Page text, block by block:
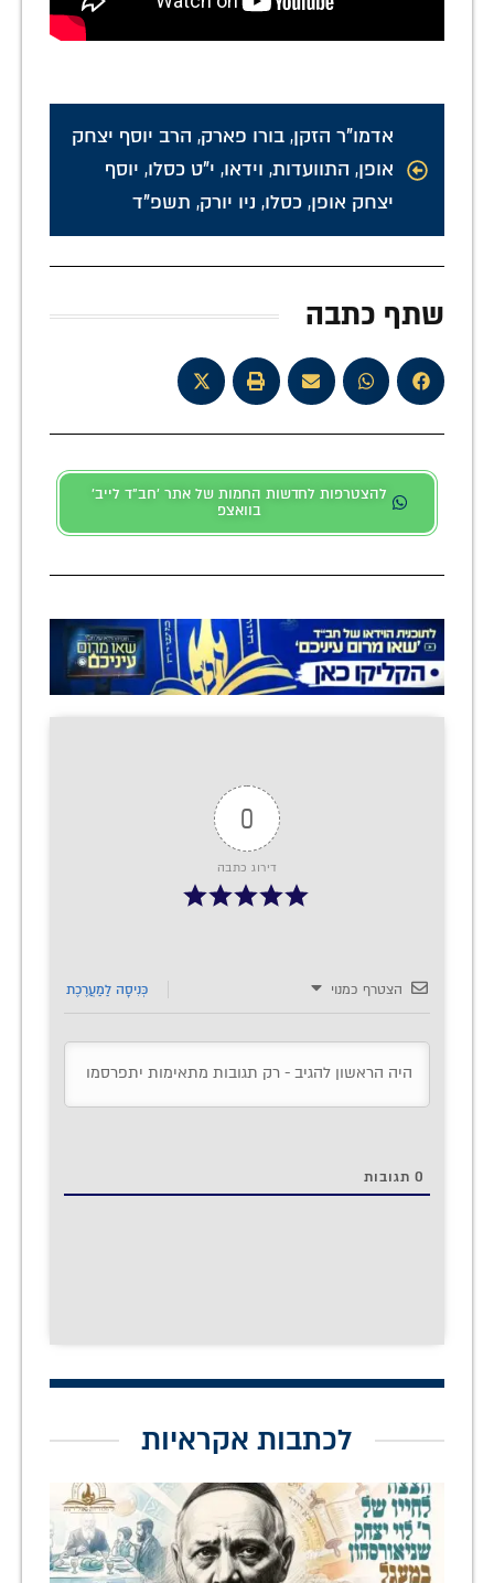
אדמו"ר הזקן, בורו פארק, הרב יוסף יצחק
אופן, התוועדות, וידאו, י"ט כסלו, יוסף
יצחק אופן, כסלו, ניו יורק, תשפ"ד
שתף כתבה
להצטרפות לחדשות החמות של אתר 'חב"ד לייב'
בוואצפ
0
דירוג כתבה
הצטרף כמנוי כְּנִיסָה לַמַעֲרֶכֶת
0 תגובות
לכתבות אקראיות